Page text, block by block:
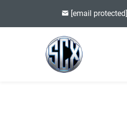
[email protected]